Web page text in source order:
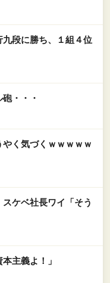
九段に勝ち、１組４位
・・・
やく気づくｗｗｗｗｗ
ケベ社長ワイ「そう
主義よ！」